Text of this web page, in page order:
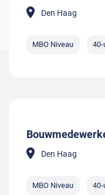
Den Haag
MBO Niveau
Den Haag
MBO Niveau